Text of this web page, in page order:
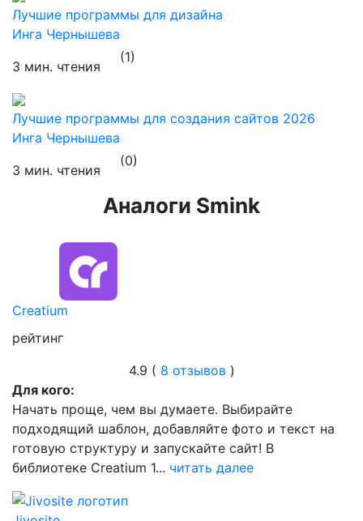
Лучшие программы для дизайна
Инга Чернышева
3 мин. чтения
(1)
Лучшие программы для создания сайтов 2026
Инга Чернышева
3 мин. чтения
(0)
Аналоги Smink
Creatium
рейтинг
4.9 ( 8 отзывов)
Для кого:
Начать проще, чем вы думаете. Выбирайте
подходящий шаблон, добавляйте фото и текст на
готовую структуру и запускайте сайт! В
библиотеке Creatium 1... читать далее